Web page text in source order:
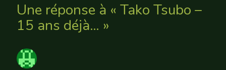
Une réponse à « Tako Tsubo –
15 ans déjà… »